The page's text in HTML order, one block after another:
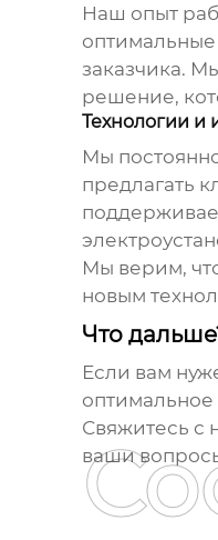
Наш опыт
заказчика.
решение,
Технологии и
Мы
предлагать
Мы верим,
новым
Что
Если вам
Свяжитесь с
ваши